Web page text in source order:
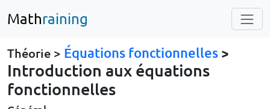
Mathraining
Théorie > Équations fonctionnelles >
Introduction aux équations
fonctionnelles